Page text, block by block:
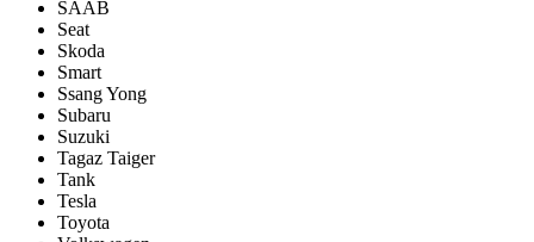
SAAB
Seat
Skoda
Smart
Ssang Yong
Subaru
Suzuki
Tagaz Taiger
Tank
Tesla
Toyota